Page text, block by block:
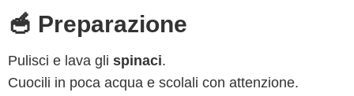
🥣 Preparazione
Pulisci e lava gli spinaci.
Cuocili in poca acqua e scolali con attenzione.